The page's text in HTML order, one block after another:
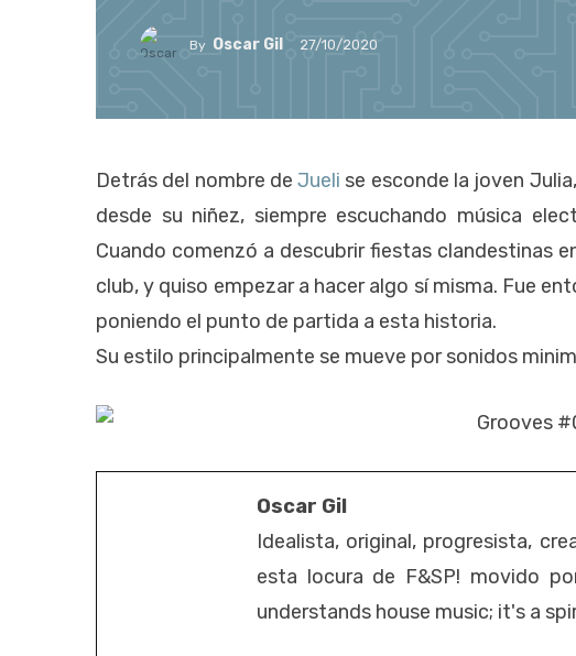
By Oscar Gil 27/10/2020
Detrás del nombre deJueli se esconde la joven
desde su niñez, siempre escuchando música
Cuando comenzó a descubrir fiestas clandestinas
club, y quiso empezar a hacer algo sí misma. Fue
poniendo el punto de partida a esta historia.
Su estilo principalmente se mueve por sonidos
Oscar Gil
Idealista, original, progresista,
esta locura de F&SP! movido
understands house music; it's a